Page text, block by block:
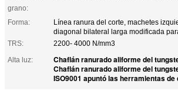
grano:
Forma:
Línea ranura del corte, machetes
diagonal bilateral larga modificada
TRS:
2200- 4000 N/mm3
Alta luz:
Chaflán ranurado aliforme del
Chaflán ranurado aliforme del
ISO9001 apuntó las herramientas